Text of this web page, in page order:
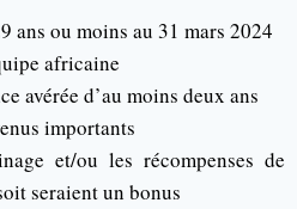
ans ou moins au 31 mars 2024
africaine
avérée d’au moins deux ans
importants
et/ou les récompenses de
seraient un bonus